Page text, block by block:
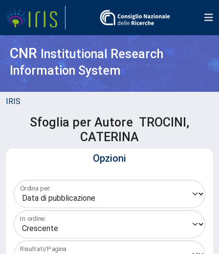
CNR Institutional Research
Information System
IRIS
Sfoglia per Autore TROCINI,
CATERINA
Opzioni
Ordina per:
In ordine:
Risultati/Pagina